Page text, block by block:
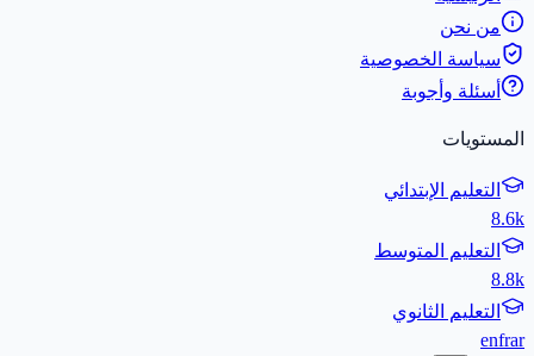
من نحن
سياسة الخصوصية
أسئلة وأجوبة
المستويات
التعليم الإبتدائي
8.6k
التعليم المتوسط
8.8k
التعليم الثانوي
enfrar